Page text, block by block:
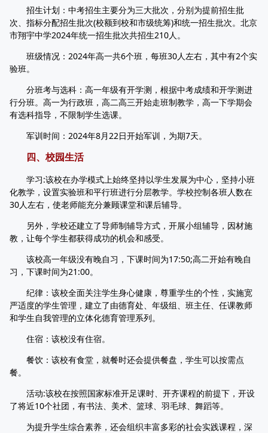
招生计划：中考招生主要分为三大批次，分别为提前招生批
次、指标分配招生批次(校额到校和市级统筹)和统一招生批次。北京
市翔宇中学2024年统一招生批次共招生210人。
班级情况：2024年高一共6个班，每班30人左右，其中有2个实
验班。
分班考与选科：高一年级有开学测，根据中考成绩和开学测进
行分班。高一为行政班，高二高三开始走班制教学，高一下学期会
有选科指导，不限制学生选课。
军训时间：2024年8月22日开始军训，为期7天。
四、校园生活
学习:该校在办学模式上始终坚持以学生发展为中心，坚持小班
化教学，设置实验班和平行班进行分层教学。学校控制各班人数在
30人左右，使老师能充分兼顾课堂和课后辅导。
另外，学校还建立了导师制辅导方式，开展小组辅导，因材施
教，让每个学生都获得成功的机会和感受。
该校高一年级没有晚自习，下课时间为17:50;高二开始有晚自
习，下课时间为21:00。
纪律：该校全面关注学生身心健康，尊重学生的个性，实施宽
严适度的学生管理，建立了由德育处、年级组、班主任、任课教师
和学生自我管理的立体化德育管理系列。
住宿：该校没有住宿。
餐饮：该校有食堂，就餐时还会提供餐盘，学生可以按需点
餐。
活动:该校在按照国家标准开足课时、开齐课程的前提下，开设
了将近10个社团，有书法、美术、篮球、羽毛球、舞蹈等。
为提升学生综合素养，还会组织丰富多彩的社会实践课程，深